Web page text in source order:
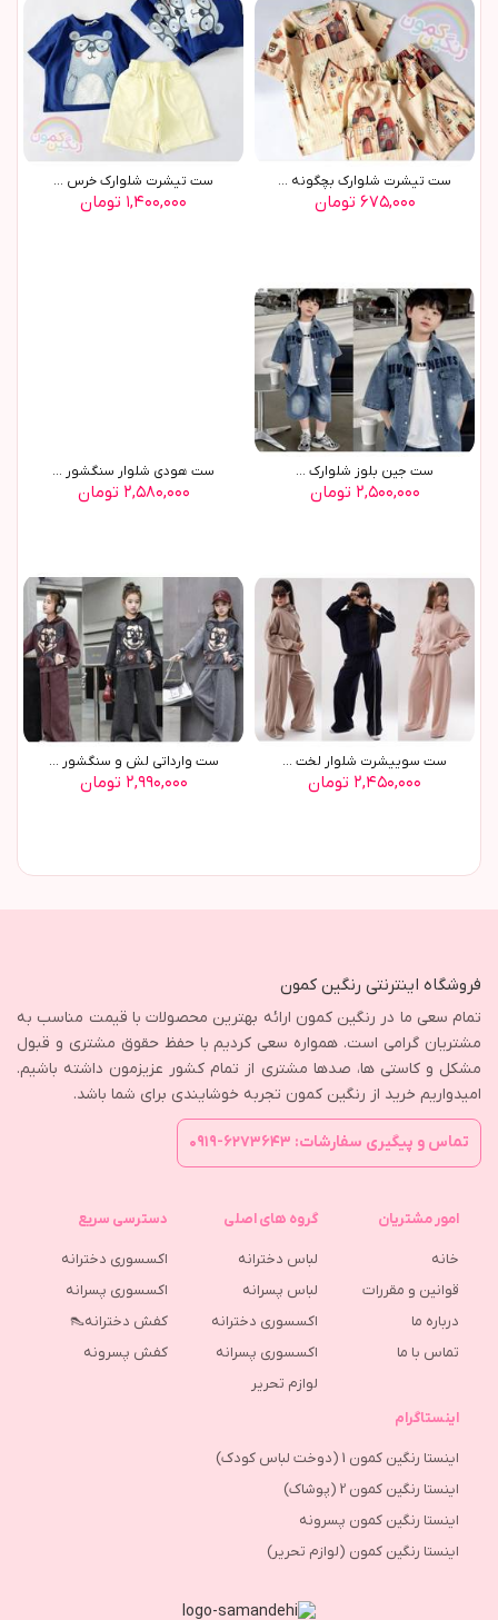
ست تیشرت شلوارک بچگونه ...
۶۷۵,۰۰۰ تومان
ست تیشرت شلوارک خرس ...
۱,۴۰۰,۰۰۰ تومان
ست جین بلوز شلوارک ...
۲,۵۰۰,۰۰۰ تومان
ست هودي شلوار سنگشور ...
۲,۵۸۰,۰۰۰ تومان
ست سوييشرت شلوار لخت ...
۲,۴۵۰,۰۰۰ تومان
ست وارداتي لش و سنگشور ...
۲,۹۹۰,۰۰۰ تومان
فروشگاه اینترنتی رنگین کمون
تمام سعی ما در رنگین کمون ارائه بهترین محصولات با قیمت مناسب به
مشتریان گرامی است. همواره سعی کردیم با حفظ حقوق مشتری و قبول
مشکل و کاستی ها، صدها مشتری از تمام کشور عزیزمون داشته باشیم.
امیدواریم خرید از رنگین کمون تجربه خوشایندی برای شما باشد.
تماس و پیگیری سفارشات: ۶۲۷۳۶۴۳-۰۹۱۹
امور مشتریان
خانه
قوانین و مقررات
درباره ما
تماس با ما
گروه های اصلی
لباس دخترانه
لباس پسرانه
اکسسوری دخترانه
اکسسوری پسرانه
لوازم تحریر
دسترسی سریع
اکسسوری دخترانه
اکسسوری پسرانه
کفش دخترانه👠
كفش پسرونه
اینستاگرام
اینستا رنگین کمون 1 (دوخت لباس کودک)
اینستا رنگین کمون 2 (پوشاک)
اینستا رنگین کمون پسرونه
اینستا رنگین کمون (لوازم تحریر)